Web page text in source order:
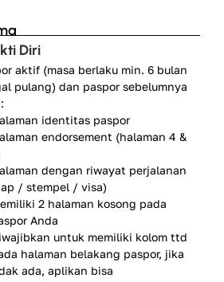
Diri
aktif (masa berlaku min. 6 bulan
pulang) dan paspor sebelumnya
identitas paspor
endorsement (halaman 4 &
dengan riwayat perjalanan
/ stempel / visa)
2 halaman kosong pada
Anda
untuk memiliki kolom ttd
halaman belakang paspor, jika
ada, aplikan bisa